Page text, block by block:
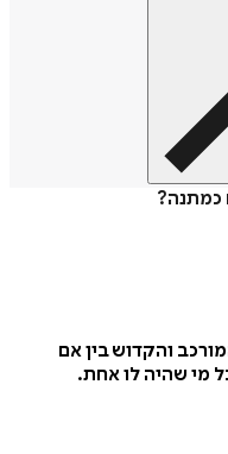
כמתנה?
והקדוש בין אם
מי שהיה לו אחת.